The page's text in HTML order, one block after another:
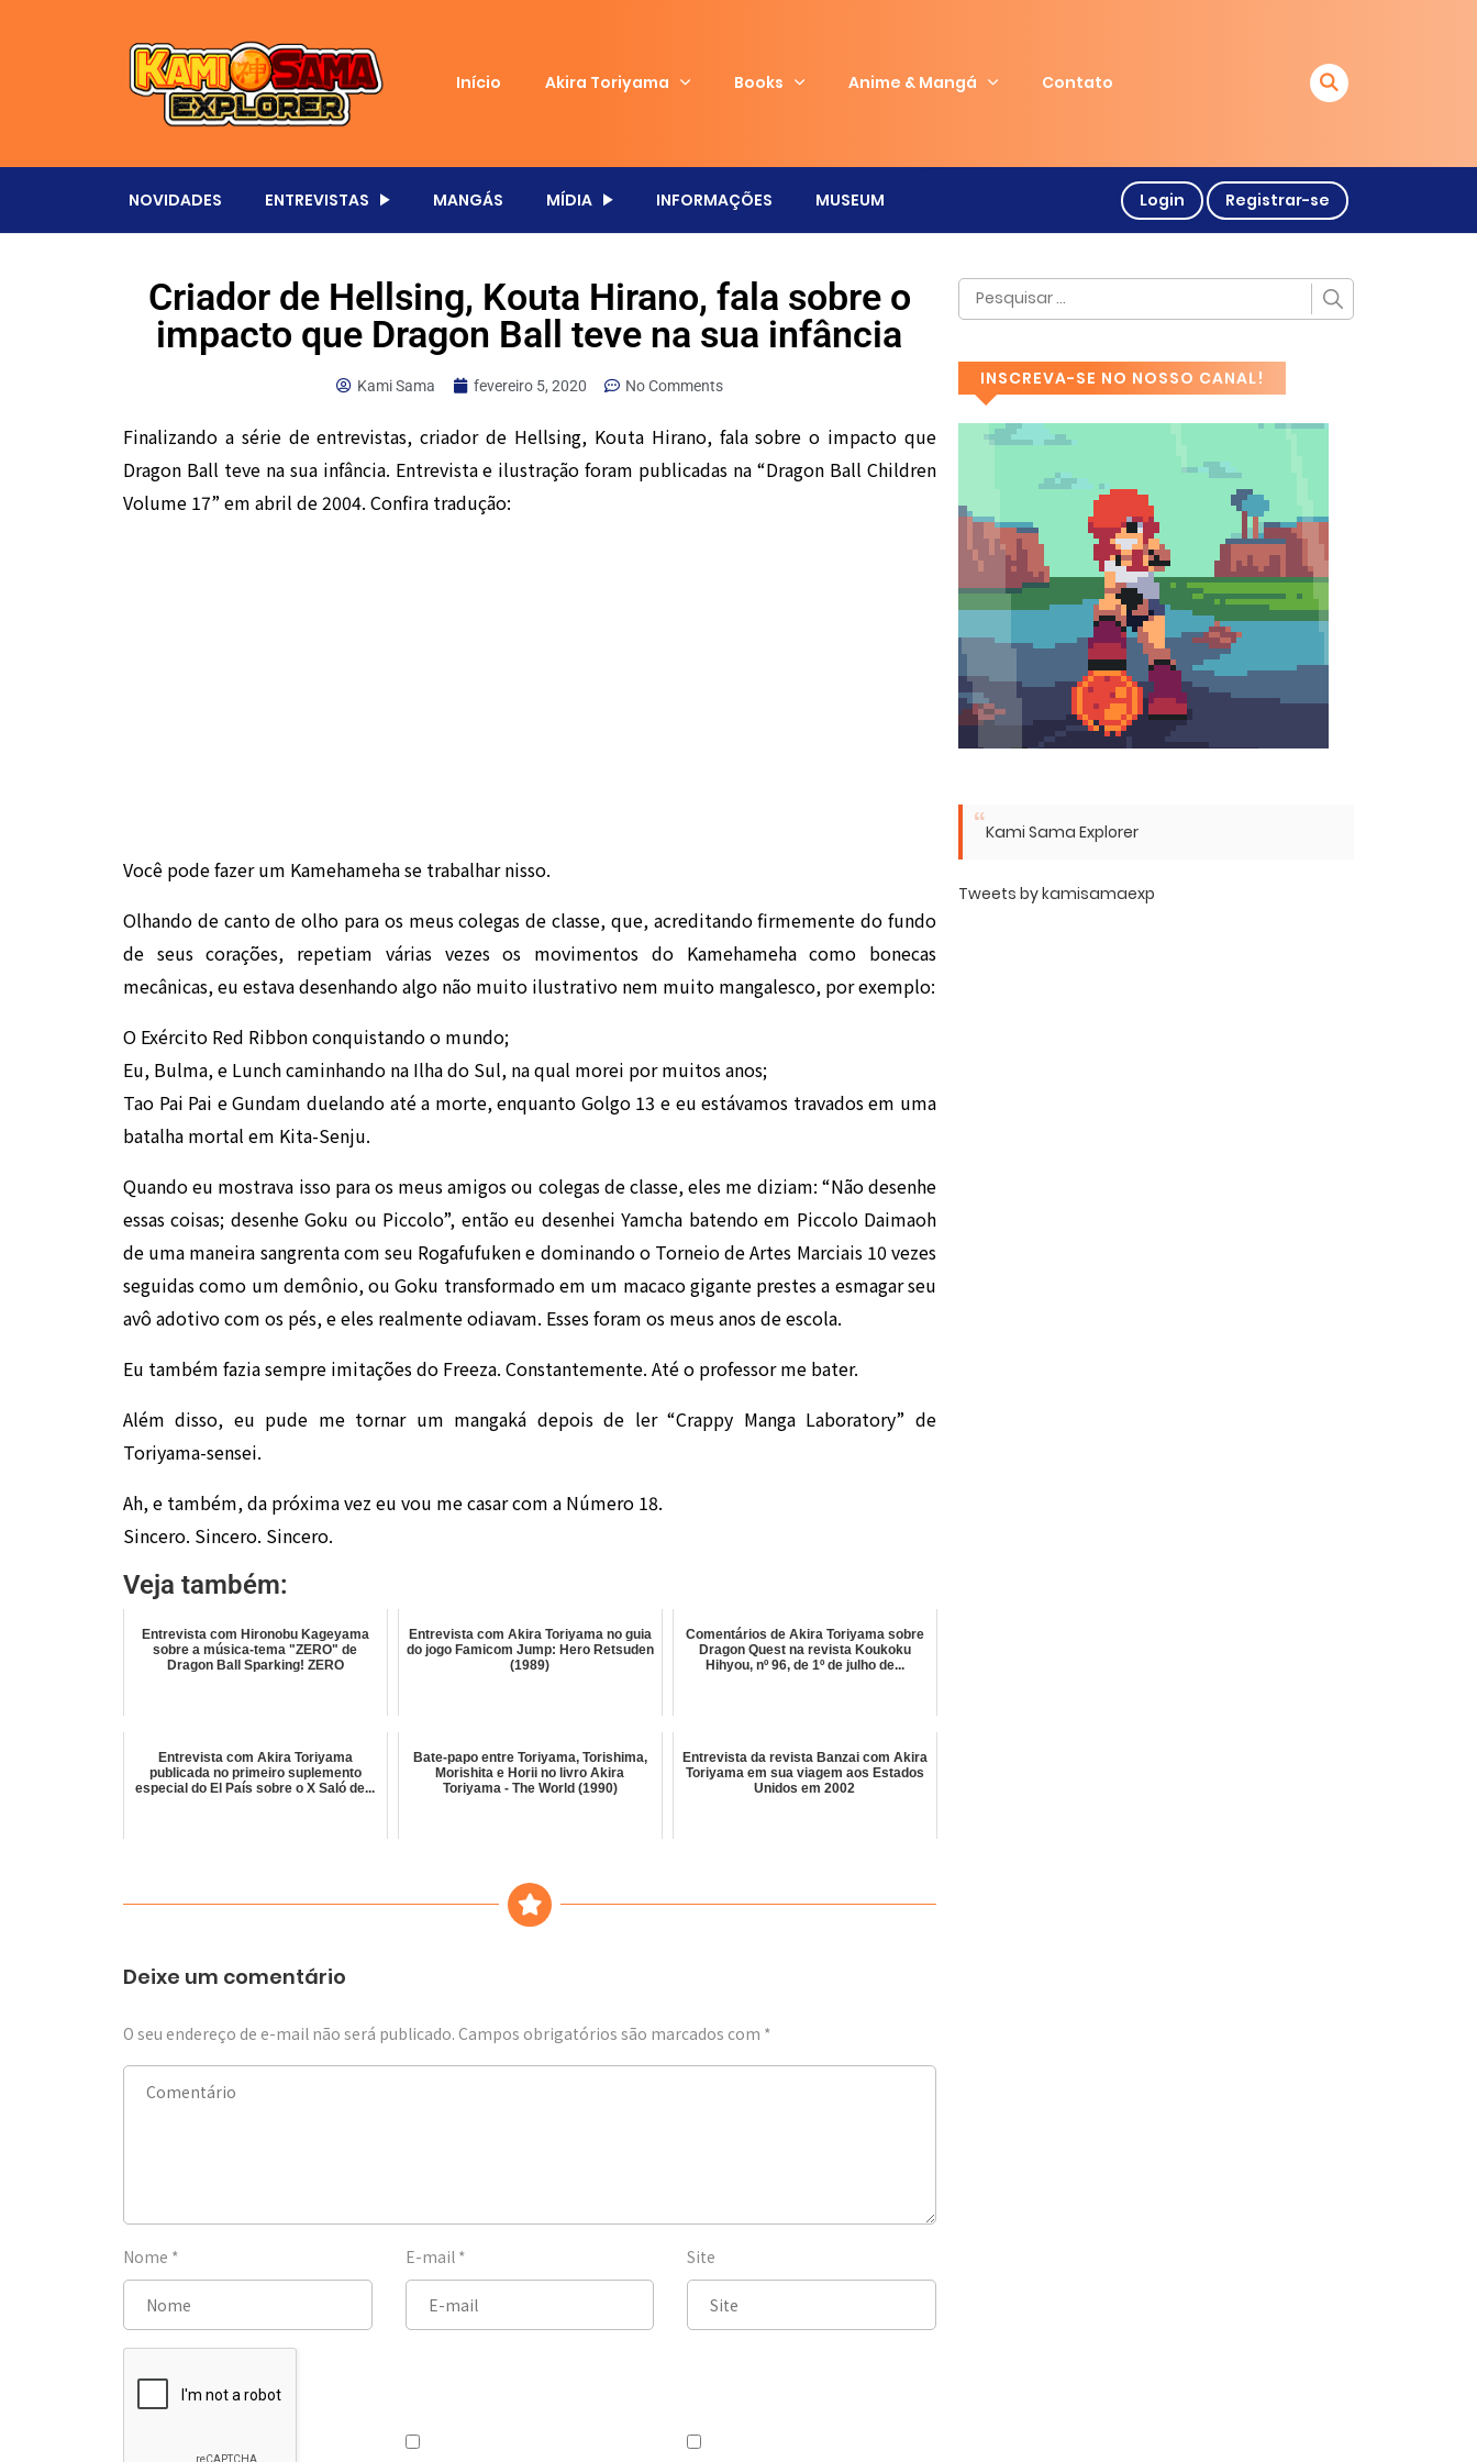
Início Akira Toriyama Books Anime & Mangá Contato
NOVIDADES ENTREVISTAS MANGÁS MÍDIA INFORMAÇÕES MUSEUM Login Registrar-se
Criador de Hellsing, Kouta Hirano, fala sobre o
impacto que Dragon Ball teve na sua infância
Kami Sama fevereiro 5, 2020 No Comments
Finalizando a série de entrevistas, criador de Hellsing, Kouta Hirano, fala sobre o impacto que
Dragon Ball teve na sua infância. Entrevista e ilustração foram publicadas na “Dragon Ball Children
Volume 17” em abril de 2004. Confira tradução:
Você pode fazer um Kamehameha se trabalhar nisso.
Olhando de canto de olho para os meus colegas de classe, que, acreditando firmemente do fundo
de seus corações, repetiam várias vezes os movimentos do Kamehameha como bonecas
mecânicas, eu estava desenhando algo não muito ilustrativo nem muito mangalesco, por exemplo:
O Exército Red Ribbon conquistando o mundo;
Eu, Bulma, e Lunch caminhando na Ilha do Sul, na qual morei por muitos anos;
Tao Pai Pai e Gundam duelando até a morte, enquanto Golgo 13 e eu estávamos travados em uma
batalha mortal em Kita-Senju.
Quando eu mostrava isso para os meus amigos ou colegas de classe, eles me diziam: “Não desenhe
essas coisas; desenhe Goku ou Piccolo”, então eu desenhei Yamcha batendo em Piccolo Daimaoh
de uma maneira sangrenta com seu Rogafufuken e dominando o Torneio de Artes Marciais 10 vezes
seguidas como um demônio, ou Goku transformado em um macaco gigante prestes a esmagar seu
avô adotivo com os pés, e eles realmente odiavam. Esses foram os meus anos de escola.
Eu também fazia sempre imitações do Freeza. Constantemente. Até o professor me bater.
Além disso, eu pude me tornar um mangaká depois de ler “Crappy Manga Laboratory” de
Toriyama-sensei.
Ah, e também, da próxima vez eu vou me casar com a Número 18.
Sincero. Sincero. Sincero.
Veja também:
Entrevista com Hironobu Kageyama
sobre a música-tema "ZERO" de
Dragon Ball Sparking! ZERO
Entrevista com Akira Toriyama no guia
do jogo Famicom Jump: Hero Retsuden
(1989)
Comentários de Akira Toriyama sobre
Dragon Quest na revista Koukoku
Hihyou, nº 96, de 1º de julho de...
Entrevista com Akira Toriyama
publicada no primeiro suplemento
especial do El País sobre o X Saló de...
Bate-papo entre Toriyama, Torishima,
Morishita e Horii no livro Akira
Toriyama - The World (1990)
Entrevista da revista Banzai com Akira
Toriyama em sua viagem aos Estados
Unidos em 2002
Deixe um comentário
O seu endereço de e-mail não será publicado. Campos obrigatórios são marcados com *
Nome * E-mail * Site
INSCREVA-SE NO NOSSO CANAL!
Kami Sama Explorer
Tweets by kamisamaexp